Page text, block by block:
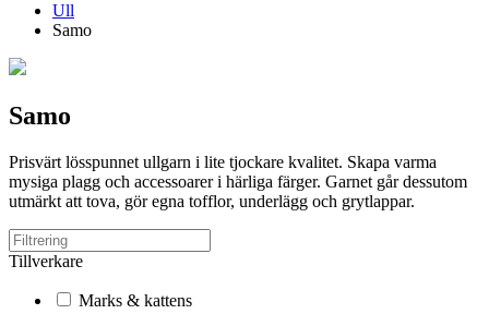
Ull
Samo
Samo
Prisvärt lösspunnet ullgarn i lite tjockare kvalitet. Skapa varma
mysiga plagg och accessoarer i härliga färger. Garnet går dessutom
utmärkt att tova, gör egna tofflor, underlägg och grytlappar.
Tillverkare
Marks & kattens